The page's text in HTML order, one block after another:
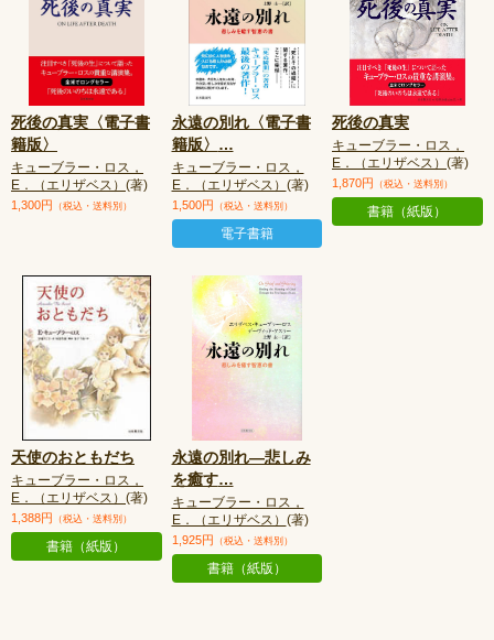
死後の真実〈電子書
籍版〉
キューブラー・ロス，
E．（エリザベス） (著)
1,300円 （税込・送料別）
永遠の別れ〈電子書
籍版〉 …
キューブラー・ロス，
E．（エリザベス） (著)
1,500円 （税込・送料別）
電子書籍
死後の真実
キューブラー・ロス，
E．（エリザベス） (著)
1,870円 （税込・送料別）
書籍（紙版）
天使のおともだち
キューブラー・ロス，
E．（エリザベス） (著)
1,388円 （税込・送料別）
書籍（紙版）
永遠の別れ—悲しみ
を癒す…
キューブラー・ロス，
E．（エリザベス） (著)
1,925円 （税込・送料別）
書籍（紙版）